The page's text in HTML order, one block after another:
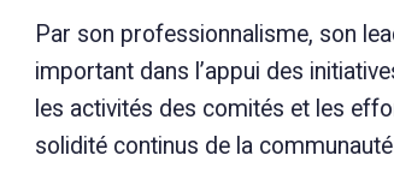
Par son professionnalisme, son
important dans l’appui des
les activités des comités et les
solidité continus de la communauté